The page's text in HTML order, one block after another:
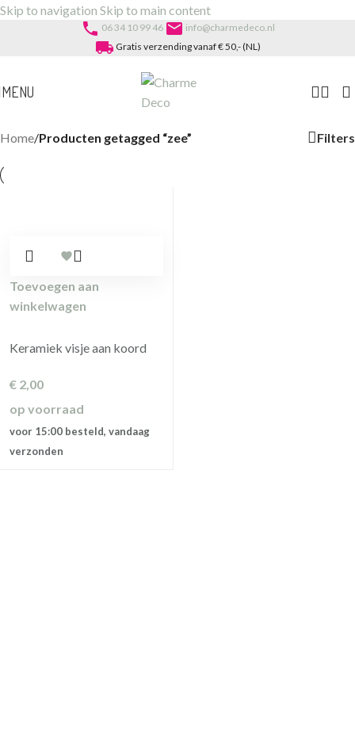
Skip to navigation Skip to main content
phone 06 34 10 99 46 email info@charmedeco.nl
local_shipping Gratis verzending vanaf € 50,- (NL)
MENU
Home/Producten getagged “zee” Filters
Toevoegen aan
winkelwagen
Keramiek visje aan koord
€ 2,00
op voorraad
voor 15:00 besteld, vandaag
verzonden